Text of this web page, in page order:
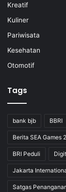
Kreatif
Kuliner
Pariwisata
Kesehatan
Otomotif
Tags
bank bjb BBRI
Berita SEA Games
BRI Peduli
Jakarta
Satgas